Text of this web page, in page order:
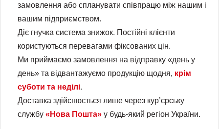
замовлення або спланувати співпрацю між нашим і
вашим підприємством.
Діє гнучка система знижок. Постійні клієнти
користуються перевагами фіксованих цін.
Ми приймаємо замовлення на відправку «день у
день» та відвантажуємо продукцію щодня, крім
суботи та неділі.
Доставка здійснюється лише через курʼєрську
службу «Нова Пошта» у будь-який регіон України.